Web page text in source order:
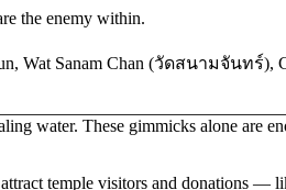
the enemy within.
Wat Sanam Chan (วัดสนามจันทร์),
water. These gimmicks alone are
temple visitors and donations